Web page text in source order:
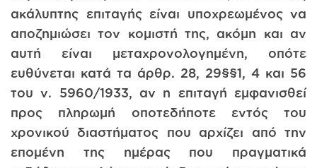
ακάλυπτης επιταγής είναι υποχρεωμένος να
αποζημιώσει τον κομιστή της, ακόμη και αν
αυτή είναι μεταχρονολογημένη, οπότε
ευθύνεται κατά τα άρθρ. 28, 29§§1, 4 και 56
του ν. 5960/1933, αν η επιταγή εμφανισθεί
προς πληρωμή οποτεδήποτε εντός του
χρονικού διαστήματος που αρχίζει από την
επομένη της ημέρας που πραγματικά